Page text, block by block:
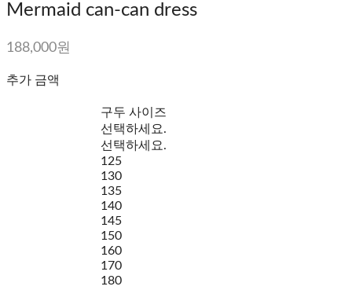
Mermaid can-can dress
188,000원
추가 금액
구두 사이즈
선택하세요.
선택하세요.
125
130
135
140
145
150
160
170
180